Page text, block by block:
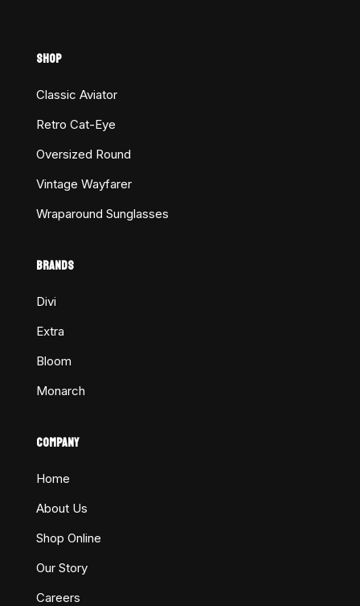
SHOP
Classic Aviator
Retro Cat-Eye
Oversized Round
Vintage Wayfarer
Wraparound Sunglasses
BRANDS
Divi
Extra
Bloom
Monarch
COMPANY
Home
About Us
Shop Online
Our Story
Careers